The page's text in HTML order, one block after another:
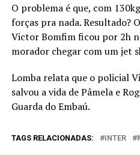
O problema é que, com
forças pra nada. Resultado?
Victor Bomfim ficou por 2h
morador chegar com um jet
Lomba relata que o policial
salvou a vida de Pâmela e
Guarda do Embaú.
TAGS RELACIONADAS: INTER